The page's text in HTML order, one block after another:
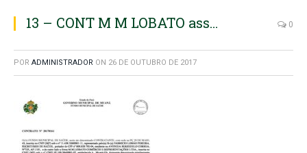
13 – CONT M M LOBATO ass… 0
POR ADMINISTRADOR ON 26 DE OUTUBRO DE 2017